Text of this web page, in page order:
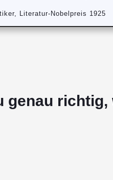
Literatur-Nobelpreis 1925
genau richtig,